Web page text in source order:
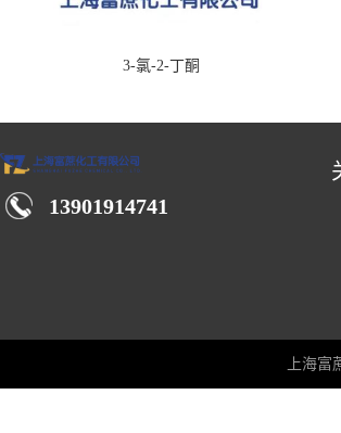
3-氯-2-丁酮
13901914741
上海富